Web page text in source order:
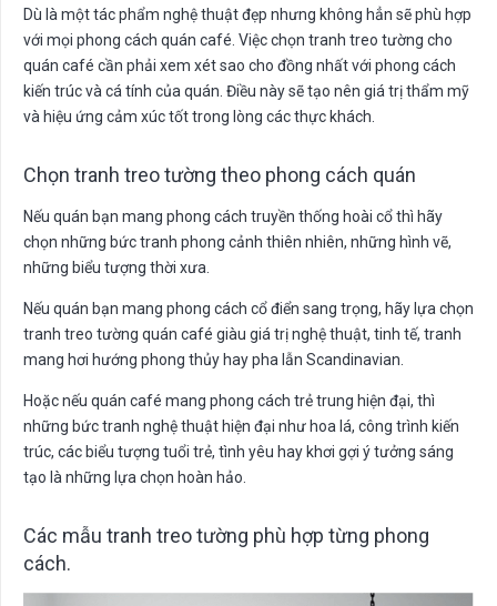
Dù là một tác phẩm nghệ thuật đẹp nhưng không hẳn sẽ phù hợp
với mọi phong cách quán café. Việc chọn tranh treo tường cho
quán café cần phải xem xét sao cho đồng nhất với phong cách
kiến trúc và cá tính của quán. Điều này sẽ tạo nên giá trị thẩm mỹ
và hiệu ứng cảm xúc tốt trong lòng các thực khách.
Chọn tranh treo tường theo phong cách quán
Nếu quán bạn mang phong cách truyền thống hoài cổ thì hãy
chọn những bức tranh phong cảnh thiên nhiên, những hình vẽ,
những biểu tượng thời xưa.
Nếu quán bạn mang phong cách cổ điển sang trọng, hãy lựa chọn
tranh treo tường quán café giàu giá trị nghệ thuật, tinh tế, tranh
mang hơi hướng phong thủy hay pha lẫn Scandinavian.
Hoặc nếu quán café mang phong cách trẻ trung hiện đại, thì
những bức tranh nghệ thuật hiện đại như hoa lá, công trình kiến
trúc, các biểu tượng tuổi trẻ, tình yêu hay khơi gợi ý tưởng sáng
tạo là những lựa chọn hoàn hảo.
Các mẫu tranh treo tường phù hợp từng phong
cách.